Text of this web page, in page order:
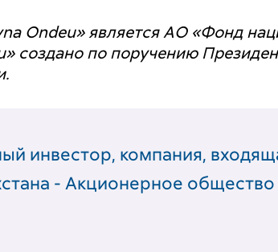
Ondeu» является АО «Фонд
создано по поручению
инвестор, компания,
- Акционерное